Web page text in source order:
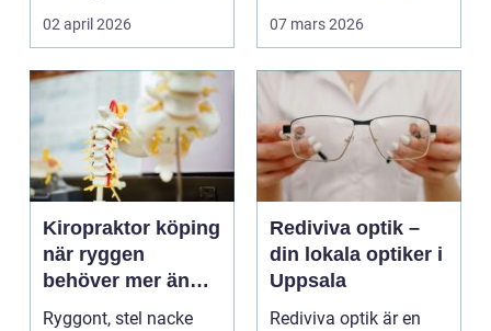
det hamnar den ofta
02 april 2026
vill ha snabb tillgång
07 mars 2026
Kiropraktor köping
när ryggen
behöver mer än
vila
Ryggont, stel nacke
Rediviva optik –
din lokala optiker i
Uppsala
Rediviva optik är en